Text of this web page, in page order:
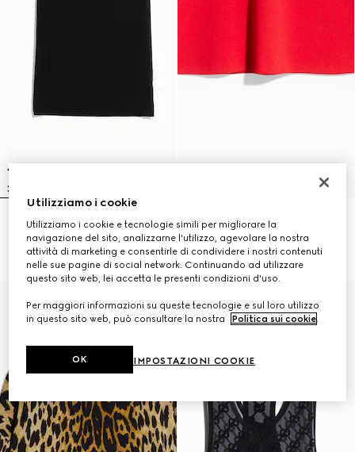
Abito in lana a coste fine con
Morsetto
CHF 1,550
Abito in viscosa fine opaca
CHF 1,450
Utilizziamo i cookie
Utilizziamo i cookie e tecnologie simili per migliorare la
navigazione del sito, analizzarne l'utilizzo, agevolare la nostra
attività di marketing e consentirle di condividere i nostri contenuti
nelle sue pagine di social network. Continuando ad utilizzare
questo sito web, lei accetta le presenti condizioni d'uso.
Per maggiori informazioni su queste tecnologie e sul loro utilizzo
in questo sito web, può consultare la nostra
Politica sui cookie
IMPOSTAZIONI COOKIE
OK